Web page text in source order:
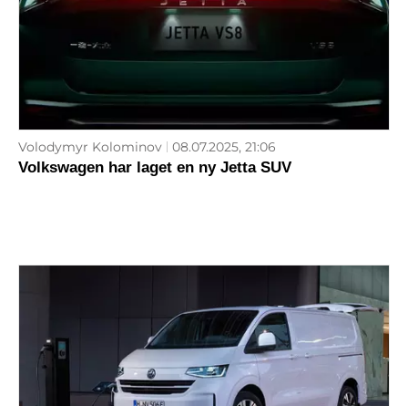
Volodymyr Kolominov 08.07.2025, 21:06
Volkswagen har laget en ny Jetta SUV